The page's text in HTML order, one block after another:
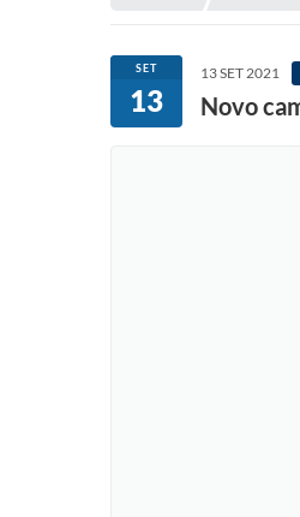
SET
13
13 SET 2021
Novo